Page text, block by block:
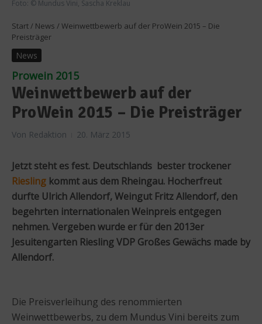
Foto: © Mundus Vini, Sascha Kreklau
Start / News / Weinwettbewerb auf der ProWein 2015 – Die
Preisträger
News
Prowein 2015
Weinwettbewerb auf der
ProWein 2015 – Die Preisträger
Von Redaktion 20. März 2015
Jetzt steht es fest. Deutschlands bester trockener
Riesling kommt aus dem Rheingau. Hocherfreut
durfte Ulrich Allendorf, Weingut Fritz Allendorf, den
begehrten internationalen Weinpreis entgegen
nehmen. Vergeben wurde er für den 2013er
Jesuitengarten Riesling VDP Großes Gewächs made by
Allendorf.
Die Preisverleihung des renommierten
Weinwettbewerbs, zu dem Mundus Vini bereits zum